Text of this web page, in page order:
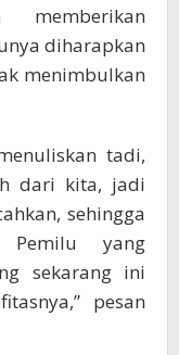
diharapkan
menimbulkan
tadi,
dari kita, jadi
sehingga
Pemilu yang
sekarang ini
pesan